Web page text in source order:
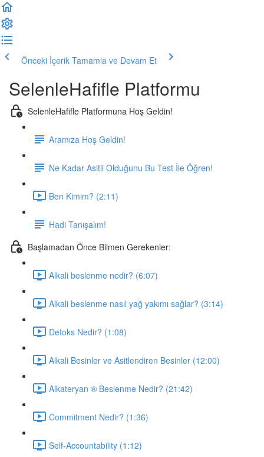
Önceki İçerik Tamamla ve Devam Et
SelenleHafifle Platformu
SelenleHafifle Platformuna Hoş Geldin!
Aramıza Hoş Geldin!
Ne Kadar Asitli Olduğunu Bu Test İle Öğren!
Ben Kimim? (2:11)
Hadi Tanışalım!
Başlamadan Önce Bilmen Gerekenler:
Alkali beslenme nedir? (6:07)
Alkali beslenme nasıl yağ yakımı sağlar? (3:14)
Detoks Nedir? (1:08)
Alkali Besinler ve Asitlendiren Besinler (12:00)
Alkateryan ® Beslenme Nedir? (21:42)
Commitment Nedir? (1:36)
Self-Accountability (1:12)